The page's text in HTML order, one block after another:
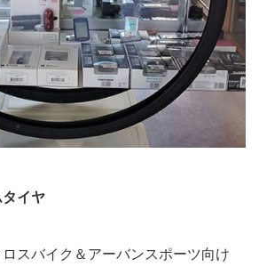
タイヤ
スバイク＆アーバンスポーツ向け